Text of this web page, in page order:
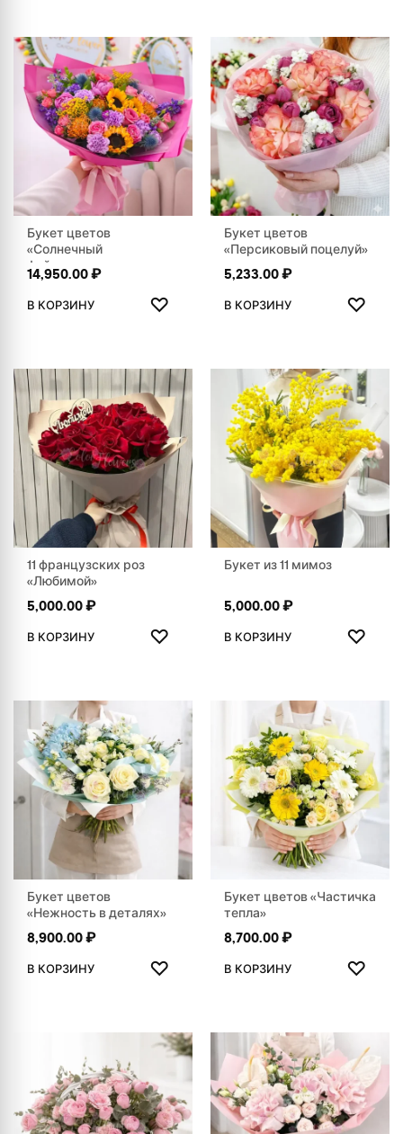
Букет цветов
«Солнечный
фейерверк»
14,950.00₽
В КОРЗИНУ ♡
ДОБАВИТЬ В ИЗБРАННОЕ
Букет цветов
«Персиковый поцелуй»
5,233.00₽
В КОРЗИНУ ♡
11 французских роз
«Любимой»
5,000.00₽
В КОРЗИНУ ♡
ДОБАВИТЬ В ИЗБРАННОЕ
Букет из 11 мимоз
5,000.00₽
В КОРЗИНУ ♡
Букет цветов
«Нежность в деталях»
8,900.00₽
В КОРЗИНУ ♡
ДОБАВИТЬ В ИЗБРАННОЕ
Букет цветов «Частичка
тепла»
8,700.00₽
В КОРЗИНУ ♡